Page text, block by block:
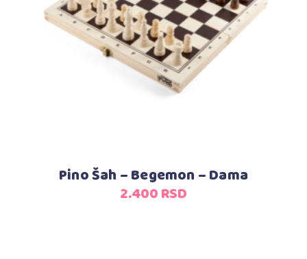
Dodaj u korpu
Pino Šah – Begemon – Dama
2.400RSD